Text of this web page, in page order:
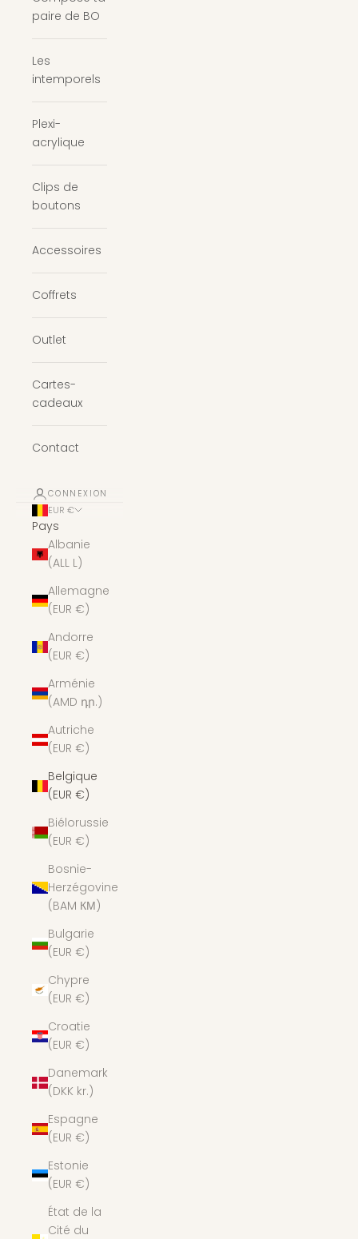
paire de BO
Les
intemporels
Plexi-
acrylique
Clips de
boutons
Accessoires
Coffrets
Outlet
Cartes-
cadeaux
Contact
CONNEXION
EUR €
Pays
Albanie
(ALL L)
Allemagne
(EUR €)
Andorre
(EUR €)
Arménie
(AMD դր.)
Autriche
(EUR €)
Belgique
(EUR €)
Biélorussie
(EUR €)
Bosnie-
Herzégovine
(BAM КМ)
Bulgarie
(EUR €)
Chypre
(EUR €)
Croatie
(EUR €)
Danemark
(DKK kr.)
Espagne
(EUR €)
Estonie
(EUR €)
État de la
Cité du